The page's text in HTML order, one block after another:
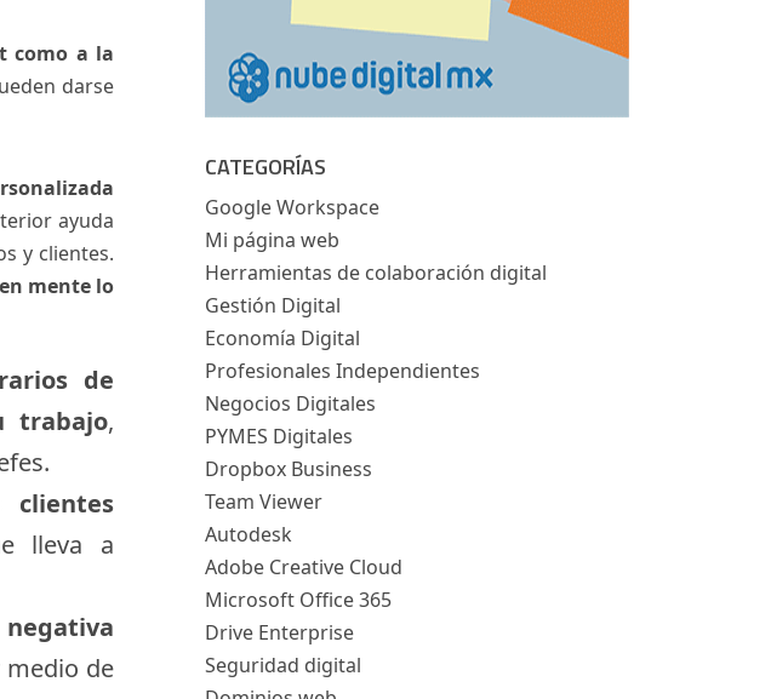
como a la
darse
ayuda
y clientes.
mente lo
de
trabajo,
clientes
lleva a
de
CATEGORÍAS
Google Workspace
Mi página web
Herramientas de colaboración digital
Gestión Digital
Economía Digital
Profesionales Independientes
Negocios Digitales
PYMES Digitales
Dropbox Business
Team Viewer
Autodesk
Adobe Creative Cloud
Microsoft Office 365
Drive Enterprise
Seguridad digital